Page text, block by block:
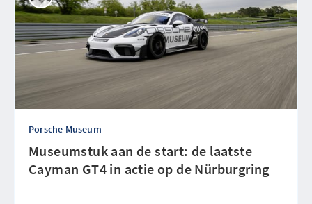
Porsche Museum
Museumstuk aan de start: de laatste
Cayman GT4 in actie op de Nürburgring